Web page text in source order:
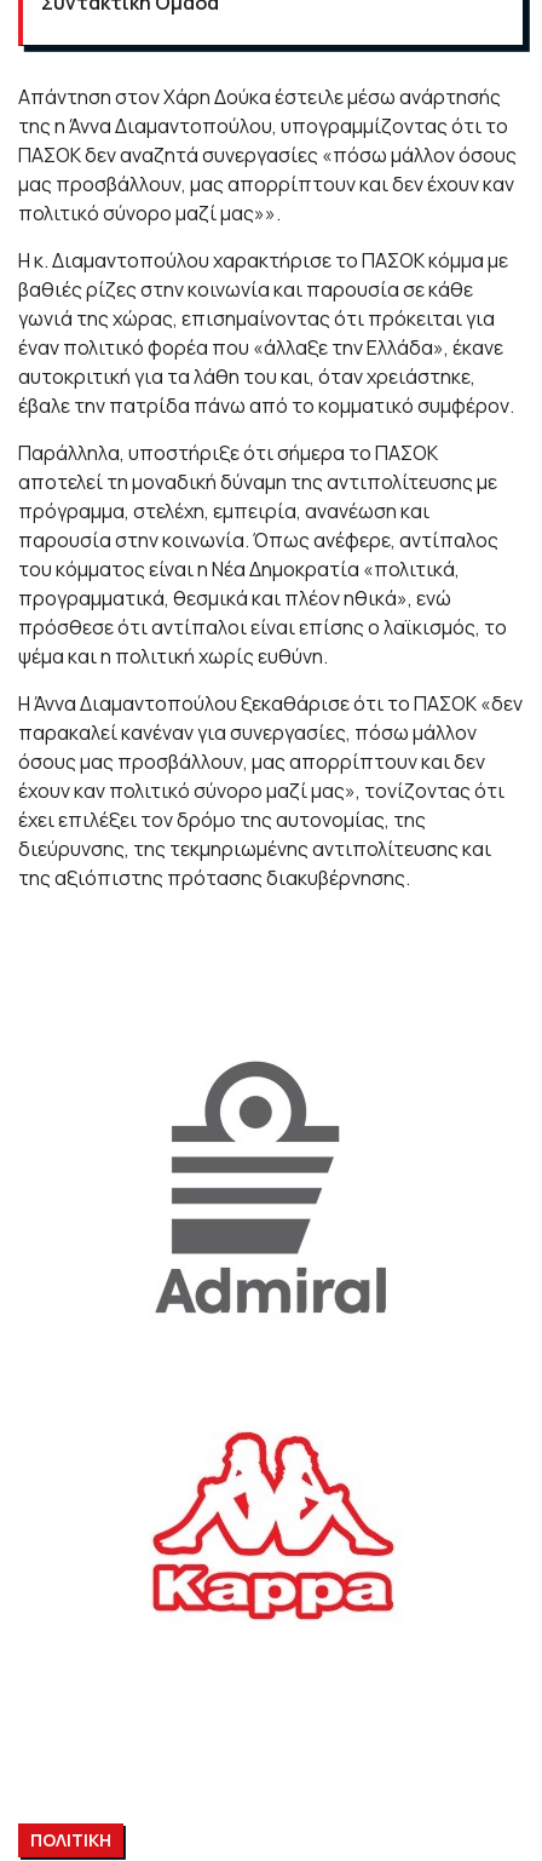
Aπάντηση στον Χάρη Δούκα έστειλε μέσω ανάρτησής
της η Άννα Διαμαντοπούλου, υπογραμμίζοντας ότι το
ΠΑΣΟΚ δεν αναζητά συνεργασίες «πόσω μάλλον όσους
μας προσβάλλουν, μας απορρίπτουν και δεν έχουν καν
πολιτικό σύνορο μαζί μας»».
Η κ. Διαμαντοπούλου χαρακτήρισε το ΠΑΣΟΚ κόμμα με
βαθιές ρίζες στην κοινωνία και παρουσία σε κάθε
γωνιά της χώρας, επισημαίνοντας ότι πρόκειται για
έναν πολιτικό φορέα που «άλλαξε την Ελλάδα», έκανε
αυτοκριτική για τα λάθη του και, όταν χρειάστηκε,
έβαλε την πατρίδα πάνω από το κομματικό συμφέρον.
Παράλληλα, υποστήριξε ότι σήμερα το ΠΑΣΟΚ
αποτελεί τη μοναδική δύναμη της αντιπολίτευσης με
πρόγραμμα, στελέχη, εμπειρία, ανανέωση και
παρουσία στην κοινωνία. Όπως ανέφερε, αντίπαλος
του κόμματος είναι η Νέα Δημοκρατία «πολιτικά,
προγραμματικά, θεσμικά και πλέον ηθικά», ενώ
πρόσθεσε ότι αντίπαλοι είναι επίσης ο λαϊκισμός, το
ψέμα και η πολιτική χωρίς ευθύνη.
Η Άννα Διαμαντοπούλου ξεκαθάρισε ότι το ΠΑΣΟΚ «δεν
παρακαλεί κανέναν για συνεργασίες, πόσω μάλλον
όσους μας προσβάλλουν, μας απορρίπτουν και δεν
έχουν καν πολιτικό σύνορο μαζί μας», τονίζοντας ότι
έχει επιλέξει τον δρόμο της αυτονομίας, της
διεύρυνσης, της τεκμηριωμένης αντιπολίτευσης και
της αξιόπιστης πρότασης διακυβέρνησης.
ΠΟΛΙΤΙΚΗ